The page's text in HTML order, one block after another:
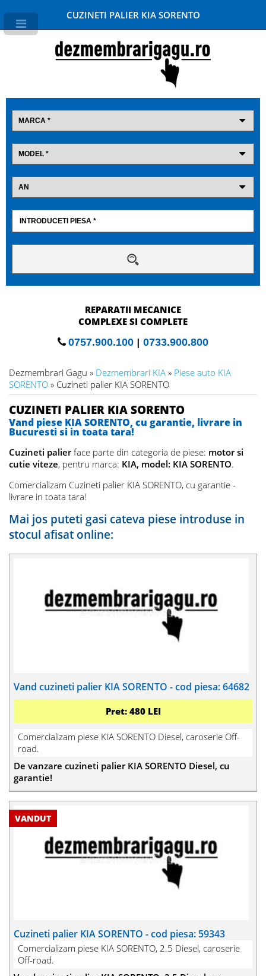
CUZINETI PALIER KIA SORENTO
REPARATII MECANICE
COMPLEXE SI COMPLETE
0757.900.100 | 0733.900.800
Dezmembrari Gagu » Dezmembrari KIA» Piese auto KIA
SORENTO» Cuzineti palier KIA SORENTO
CUZINETI PALIER KIA SORENTO
Vand piese KIA SORENTO, cu garantie, livrare in
Bucuresti si in toata tara!
Cuzineti palierface parte din categoria de piese: motor si
cutie viteze, pentru marca: KIA, model: KIA SORENTO.
Comercializam Cuzineti palier KIA SORENTO, cu garantie -
livrare in toata tara!
Mai jos puteti gasi cateva piese introduse in
stocul afisat online:
Vand cuzineti palier KIA SORENTO - cod piesa: 64682
Pret: 480 LEI
Comercializam piese KIA SORENTO Diesel, caroserie Off-
road.
De vanzare cuzineti palier KIA SORENTO Diesel, cu
garantie!
Cuzineti palier KIA SORENTO - cod piesa: 59343
Comercializam piese KIA SORENTO, 2.5 Diesel, caroserie
Off-road.